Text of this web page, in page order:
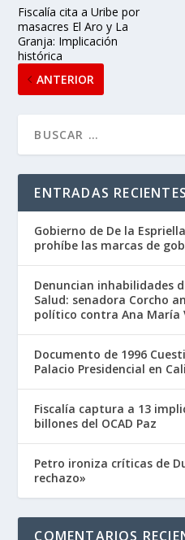
Fiscalía cita a Uribe por
masacres El Aro y La
Granja: Implicación
histórica
ANTERIOR
ENTRADAS RECIENTES
Gobierno de De la
prohíbe las marcas de
Denuncian inhabilidades
Salud: senadora Corcho
político contra Ana María
Documento de 1996
Palacio Presidencial en Cali
Fiscalía captura a 13
billones del OCAD Paz
Petro ironiza críticas de
rechazo»
COMENTARIOS